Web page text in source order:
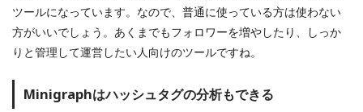
ツールになっています。なので、普通に使っている方は使わない
方がいいでしょう。あくまでもフォロワーを増やしたり、しっか
りと管理して運営したい人向けのツールですね。
Minigraphはハッシュタグの分析もできる